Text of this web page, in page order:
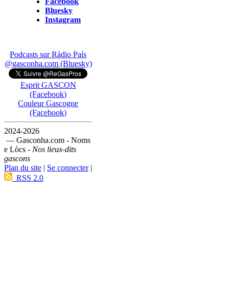
Bluesky
Instagram
Podcasts sur Ràdio País
@gasconha.com (Bluesky)
Esprit GASCON
(Facebook)
Couleur Gascogne
(Facebook)
2024-2026
— Gasconha.com - Noms
e Lòcs - Nos lieux-dits
gascons
Plan du site | Se connecter|
RSS 2.0